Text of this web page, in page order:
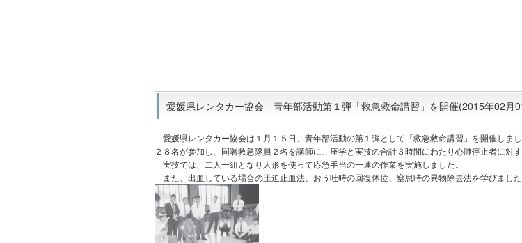
愛媛県レンタカー協会 青年部活動第１弾「救急救命講習」を開催(2015年02月
愛媛県レンタカー協会は１月１５日、青年部活動の第１弾として「救急救命講習」を開催しま
２８名が参加し、同署救急隊員２名を講師に、座学と実技の合計３時間にわたり心肺停止者に対
実技では、二人一組となり人形を使って応急手当の一連の作業を実施しました。
また、出血している場合の圧迫止血法、おう吐時の回復体位、窒息時の異物除去法を学びました